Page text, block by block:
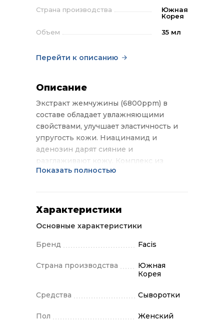
Страна производства
Южная
Корея
Объем
35 мл
Перейти к описанию
Описание
Экстракт жемчужины (6800ppm) в
составе обладает увлажняющими
свойствами, улучшает эластичность и
упругость кожи. Ниацинамид и
аденозин дарят сияние и
разглаживают кожу. Комплекс из
растительных экстрактов солодки,
осветлить тусклый цвет лица, дарит
нанесите небольшое количество
средства на очищенную кожу лица и
похлопывающими движениями. Дайте
Показать полностью
Характеристики
Основные характеристики
Бренд Facis
Страна производства
Южная
Корея
Средства Сыворотки
Пол Женский